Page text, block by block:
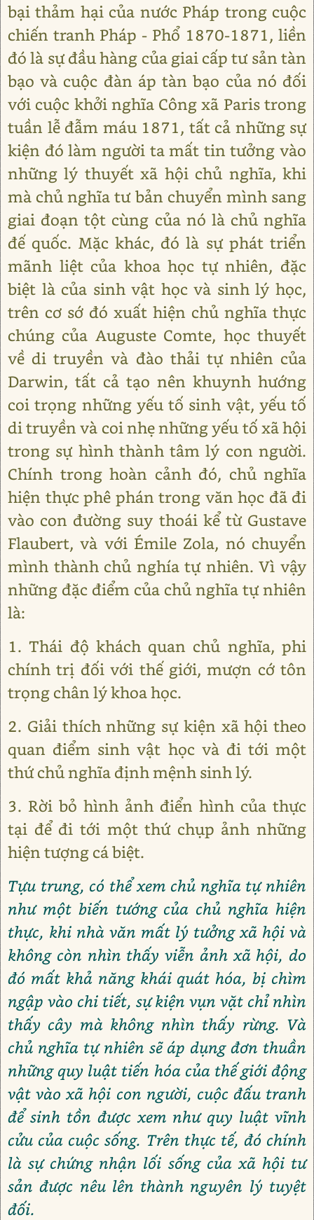
bại thảm hại của nước Pháp trong cuộc
chiến tranh Pháp - Phổ 1870-1871, liền
đó là sự đầu hàng của giai cấp tư sản tàn
bạo và cuộc đàn áp tàn bạo của nó đối
với cuộc khởi nghĩa Công xã Paris trong
tuần lễ đẫm máu 1871, tất cả những sự
kiện đó làm người ta mất tin tưởng vào
những lý thuyết xã hội chủ nghĩa, khi
mà chủ nghĩa tư bản chuyển mình sang
giai đoạn tột cùng của nó là chủ nghĩa
đế quốc. Mặc khác, đó là sự phát triển
mãnh liệt của khoa học tự nhiên, đặc
biệt là của sinh vật học và sinh lý học,
trên cơ sớ đó xuất hiện chủ nghĩa thực
chúng của Auguste Comte, học thuyết
về di truyền và đào thải tự nhiên của
Darwin, tất cả tạo nên khuynh hướng
coi trọng những yếu tố sinh vật, yếu tố
di truyền và coi nhẹ những yếu tố xã hội
trong sự hình thành tâm lý con người.
Chính trong hoàn cảnh đó, chủ nghĩa
hiện thực phê phán trong văn học đã đi
vào con đường suy thoái kể từ Gustave
Flaubert, và với Émile Zola, nó chuyển
mình thành chủ nghía tự nhiên. Vì vậy
những đặc điểm của chủ nghĩa tự nhiên
là:
1. Thái độ khách quan chủ nghĩa, phi
chính trị đối với thế giới, mượn cớ tôn
trọng chân lý khoa học.
2. Giải thích những sự kiện xã hội theo
quan điểm sinh vật học và đi tới một
thứ chủ nghĩa định mệnh sinh lý.
3. Rời bỏ hình ảnh điển hình của thực
tại để đi tới một thứ chụp ảnh những
hiện tượng cá biệt.
Tựu trung, có thể xem chủ nghĩa tự nhiên
như một biến tướng của chủ nghĩa hiện
thực, khi nhà văn mất lý tưởng xã hội và
không còn nhìn thấy viễn ảnh xã hội, do
đó mất khả năng khái quát hóa, bị chìm
ngập vào chi tiết, sự kiện vụn vặt chỉ nhìn
thấy cây mà không nhìn thấy rừng. Và
chủ nghĩa tự nhiên sẽ áp dụng đơn thuần
những quy luật tiến hóa của thế giới động
vật vào xã hội con người, cuộc đấu tranh
để sinh tồn được xem như quy luật vĩnh
cửu của cuộc sống. Trên thực tế, đó chính
là sự chứng nhận lối sống của xã hội tư
sản được nêu lên thành nguyên lý tuyệt
đối.